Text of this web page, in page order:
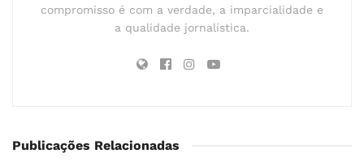
compromisso é com a verdade, a imparcialidade e
a qualidade jornalística.
Publicações Relacionadas